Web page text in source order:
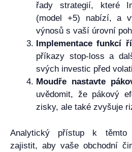
řady strategií, které
(model +5) nabízí, a
výnosů s vaší úrovní
Implementace funkcí
příkazy stop-loss a
svých investic před
Moudře nastavte
uvědomit, že pákový
zisky, ale také zvyšuje
Analytický přístup k těmto
zajistit, aby vaše obchodní